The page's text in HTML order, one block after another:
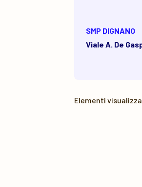
SMP DIGNANO
Viale A. De
Elementi